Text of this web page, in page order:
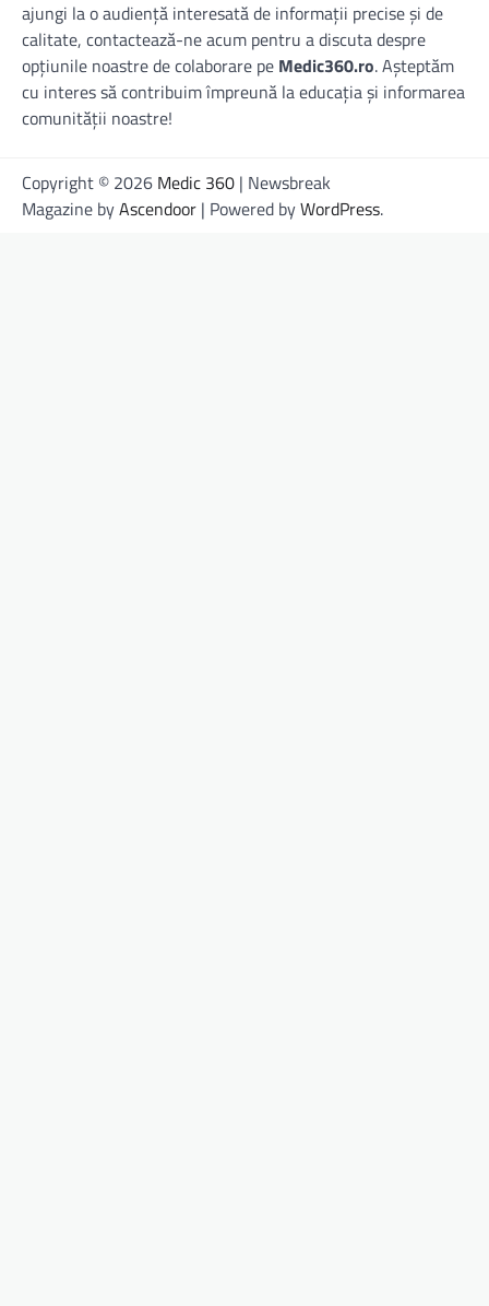
ajungi la o audiență interesată de informații precise și de
calitate, contactează-ne acum pentru a discuta despre
opțiunile noastre de colaborare pe Medic360.ro. Așteptăm
cu interes să contribuim împreună la educația și informarea
comunității noastre!
Copyright © 2026 Medic 360 | Newsbreak
Magazine byAscendoor | Powered byWordPress.